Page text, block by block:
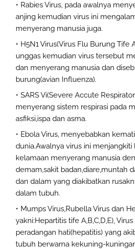
Rabies Virus, pada awalnya
anjing kemudian virus ini
menyerang manusia juga.
H5N1 Virus(Virus Flu Burung Tife
unggas kemudian virus tersebut
dan menyerang manusia dan
burung(avian Influenza).
SARS Vi(Severe Accute
menyerang sistem respirasi pada
asfiksi,ispa dan asma.
Ebola Virus, menyebabkan
dunia.Awalnya virus ini
kelamaan menyerang manusia
demam,sakit badan,diare,muntah
dan dalam yang diakibatkan
dalam tubuh.
Mumps Virus,Rubella Virus dan
yakni:Hepartitis tife A,B,C,D,E),
peradangan hati(hepatitis) yang
tubuh berwarna kekuning-